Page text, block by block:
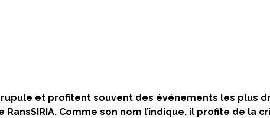
et profitent souvent des événements les plus
Comme son nom l’indique, il profite de la